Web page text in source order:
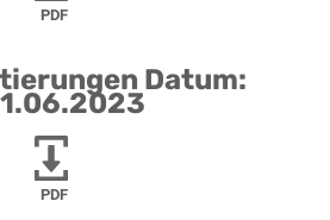
PDF
Datum:
PDF